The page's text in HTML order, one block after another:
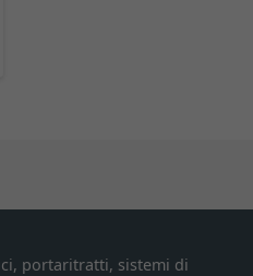
portaritratti, sistemi di